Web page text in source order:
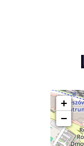
+
−